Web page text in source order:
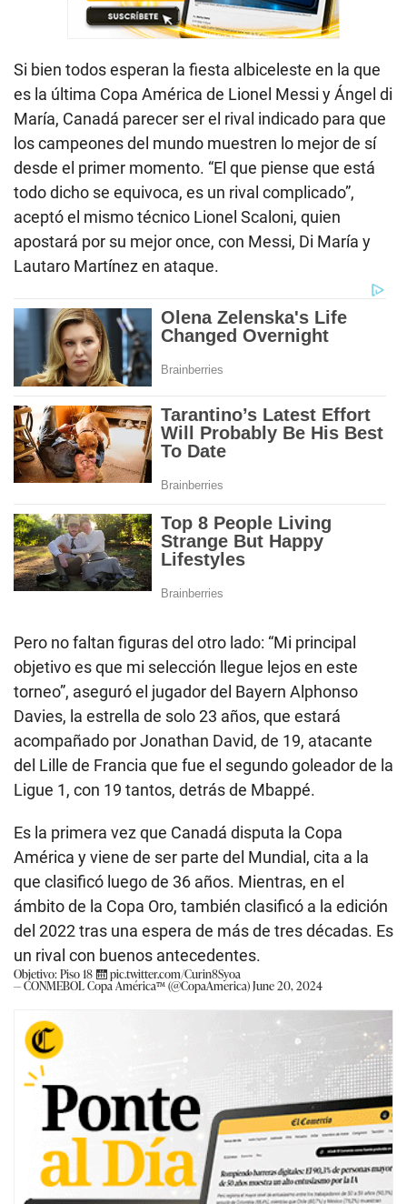
Si bien todos esperan la fiesta albiceleste en la que
es la última Copa América de Lionel Messi y Ángel di
María, Canadá parecer ser el rival indicado para que
los campeones del mundo muestren lo mejor de sí
desde el primer momento. “El que piense que está
todo dicho se equivoca, es un rival complicado”,
aceptó el mismo técnico Lionel Scaloni, quien
apostará por su mejor once, con Messi, Di María y
Lautaro Martínez en ataque.
Pero no faltan figuras del otro lado: “Mi principal
objetivo es que mi selección llegue lejos en este
torneo”, aseguró el jugador del Bayern Alphonso
Davies, la estrella de solo 23 años, que estará
acompañado por Jonathan David, de 19, atacante
del Lille de Francia que fue el segundo goleador de la
Ligue 1, con 19 tantos, detrás de Mbappé.
Es la primera vez que Canadá disputa la Copa
América y viene de ser parte del Mundial, cita a la
que clasificó luego de 36 años. Mientras, en el
ámbito de la Copa Oro, también clasificó a la edición
del 2022 tras una espera de más de tres décadas. Es
un rival con buenos antecedentes.
Objetivo: Piso 18 🛗pic.twitter.com/Curin8Syoa
— CONMEBOL Copa América™️ (@CopaAmerica)June 20, 2024